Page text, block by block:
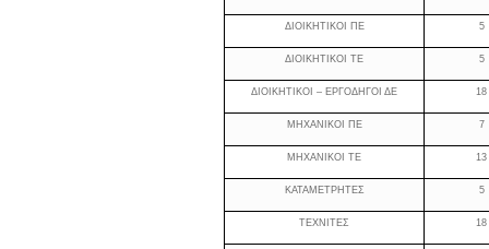
ΔΙΟΙΚΗΤΙΚΟΙ ΠΕ 5
ΔΙΟΙΚΗΤΙΚΟΙ ΤΕ 5
ΔΙΟΙΚΗΤΙΚΟΙ – ΕΡΓΟΔΗΓΟΙ ΔΕ 18
ΜΗΧΑΝΙΚΟΙ ΠΕ 7
ΜΗΧΑΝΙΚΟΙ ΤΕ 13
ΚΑΤΑΜΕΤΡΗΤΕΣ 5
ΤΕΧΝΙΤΕΣ 18